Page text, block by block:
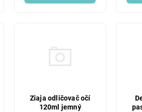
Ziaja odličovač očí
120ml jemný